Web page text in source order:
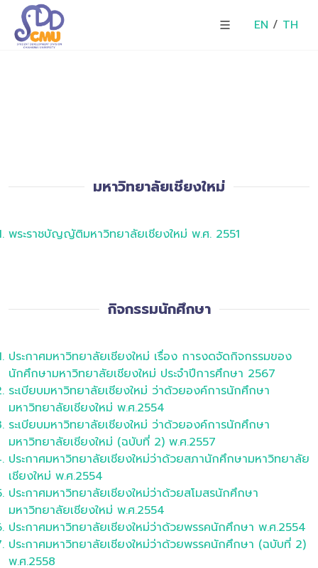
EN / TH
มหาวิทยาลัยเชียงใหม่
พระราชบัญญัติมหาวิทยาลัยเชียงใหม่ พ.ศ. 2551
กิจกรรมนักศึกษา
ประกาศมหาวิทยาลัยเชียงใหม่ เรื่อง การงดจัดกิจกรรมของ
นักศึกษามหาวิทยาลัยเชียงใหม่ ประจำปีการศึกษา 2567
ระเบียบมหาวิทยาลัยเชียงใหม่ ว่าด้วยองค์การนักศึกษา
มหาวิทยาลัยเชียงใหม่ พ.ศ.2554
ระเบียบมหาวิทยาลัยเชียงใหม่ ว่าด้วยองค์การนักศึกษา
มหาวิทยาลัยเชียงใหม่ (ฉบับที่ 2) พ.ศ.2557
ประกาศมหาวิทยาลัยเชียงใหม่ว่าด้วยสภานักศึกษามหาวิทยาลัย
เชียงใหม่ พ.ศ.2554
ประกาศมหาวิทยาลัยเชียงใหม่ว่าด้วยสโมสรนักศึกษา
มหาวิทยาลัยเชียงใหม่ พ.ศ.2554
ประกาศมหาวิทยาลัยเชียงใหม่ว่าด้วยพรรคนักศึกษา พ.ศ.2554
ประกาศมหาวิทยาลัยเชียงใหม่ว่าด้วยพรรคนักศึกษา (ฉบับที่ 2)
พ.ศ.2558